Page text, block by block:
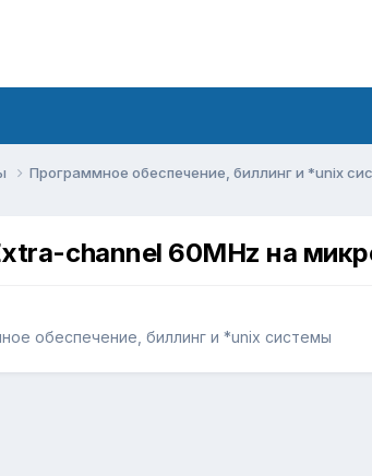
Программное обеспечение, биллинг и *unix
channel 60MHz на
обеспечение, биллинг и *unix системы